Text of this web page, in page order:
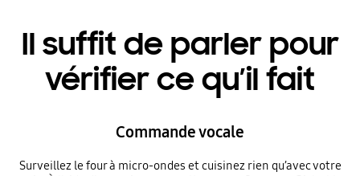
Il suffit de parler pour
vérifier ce qu’il fait
Commande vocale
Surveillez le four à micro-ondes et cuisinez rien qu’avec votre